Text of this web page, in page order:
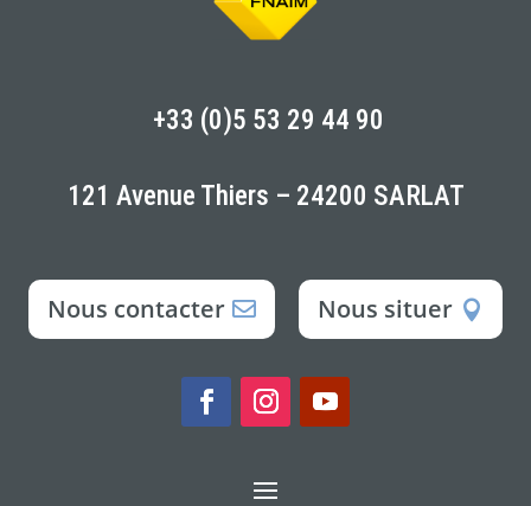
+33 (0)5 53 29 44 90
121 Avenue Thiers – 24200 SARLAT
Nous contacter Nous situer